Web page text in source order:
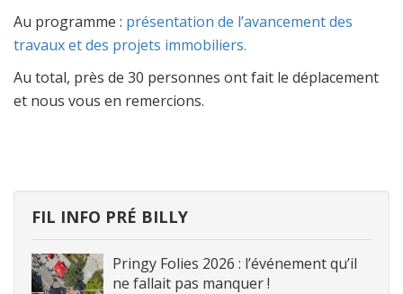
Au programme : présentation de l’avancement des
travaux et des projets immobiliers.
Au total, près de 30 personnes ont fait le déplacement
et nous vous en remercions.
FIL INFO PRÉ BILLY
Pringy Folies 2026 : l’événement qu’il
ne fallait pas manquer !